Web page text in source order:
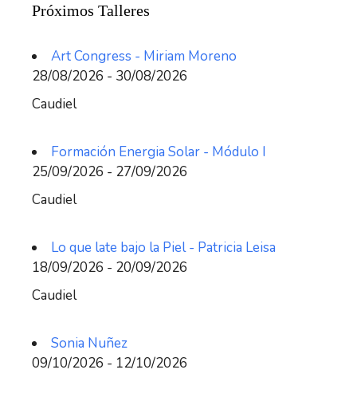
Próximos Talleres
Art Congress - Miriam Moreno
28/08/2026 - 30/08/2026
Caudiel
Formación Energia Solar - Módulo I
25/09/2026 - 27/09/2026
Caudiel
Lo que late bajo la Piel - Patricia Leisa
18/09/2026 - 20/09/2026
Caudiel
Sonia Nuñez
09/10/2026 - 12/10/2026